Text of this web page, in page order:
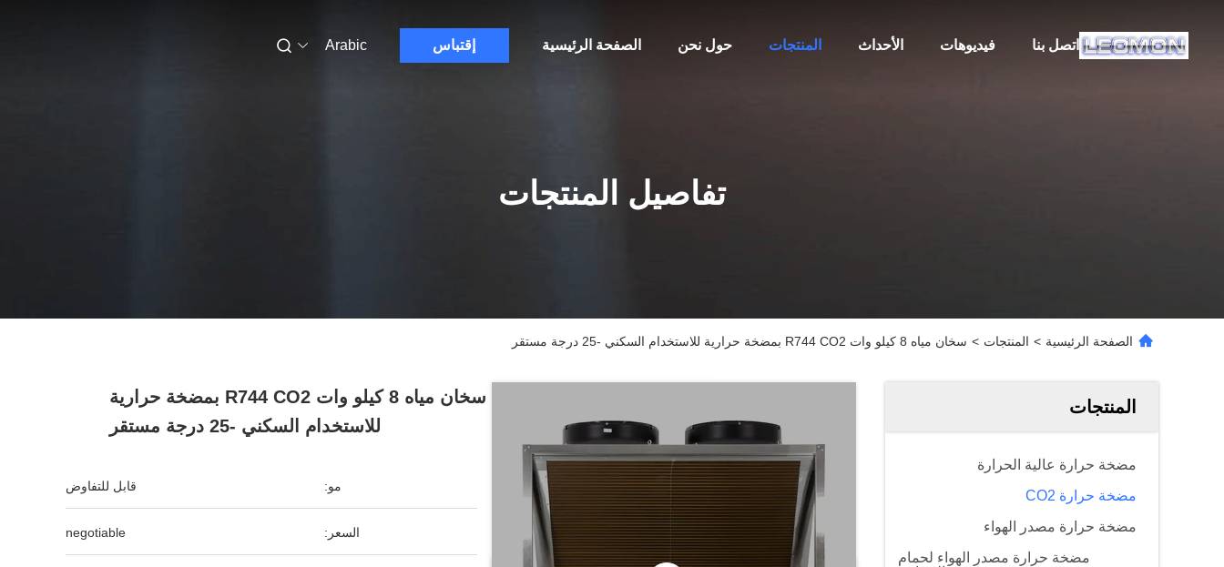
الصفحة الرئيسية حول نحن المنتجات الأحداث فيديوهات اتصل بنا إقتباس Arabic
تفاصيل المنتجات
الصفحة الرئيسية > المنتجات > سخان مياه 8 كيلو وات R744 CO2 بمضخة حرارية للاستخدام السكني -25 درجة مستقر
المنتجات
مضخة حرارة عالية الحرارة
مضخة حرارة CO2
مضخة حرارة مصدر الهواء
مضخة حرارة مصدر الهواء لحمام
سخان مياه 8 كيلو وات R744 CO2 بمضخة حرارية
للاستخدام السكني -25 درجة مستقر
مو: قابل للتفاوض
السعر: negotiable